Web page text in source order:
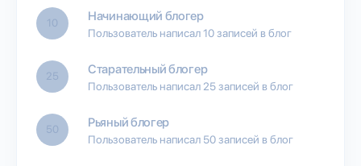
10 Начинающий блогер
Пользователь написал 10 записей в блог
25 Старательный блогер
Пользователь написал 25 записей в блог
50 Рьяный блогер
Пользователь написал 50 записей в блог